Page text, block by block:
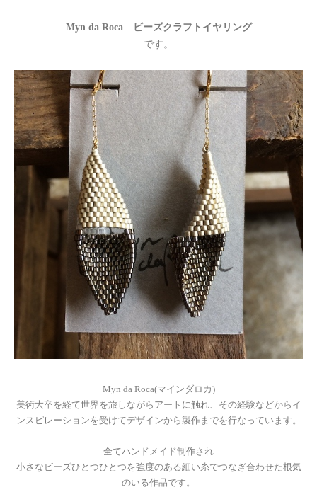
Myn da Roca ビーズクラフトイヤリング
です。
Myn da Roca(マインダロカ)
美術大卒を経て世界を旅しながらアートに触れ、その経験などからイ
ンスピレーションを受けてデザインから製作までを行なっています。
全てハンドメイド制作され
小さなビーズひとつひとつを強度のある細い糸でつなぎ合わせた根気
のいる作品です。